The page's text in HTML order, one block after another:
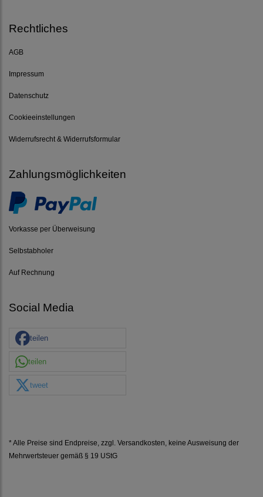
Rechtliches
AGB
Impressum
Datenschutz
Cookieeinstellungen
Widerrufsrecht & Widerrufsformular
Zahlungsmöglichkeiten
Vorkasse per Überweisung
Selbstabholer
Auf Rechnung
Social Media
teilen
teilen
tweet
* Alle Preise sind Endpreise, zzgl. Versandkosten , keine Ausweisung der
Mehrwertsteuer gemäß § 19 UStG